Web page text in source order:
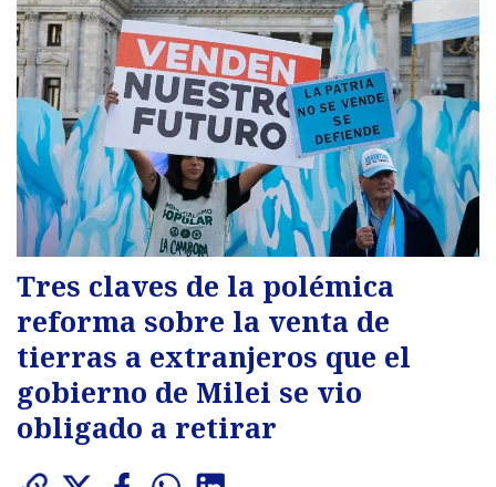
Tres claves de la polémica
reforma sobre la venta de
tierras a extranjeros que el
gobierno de Milei se vio
obligado a retirar